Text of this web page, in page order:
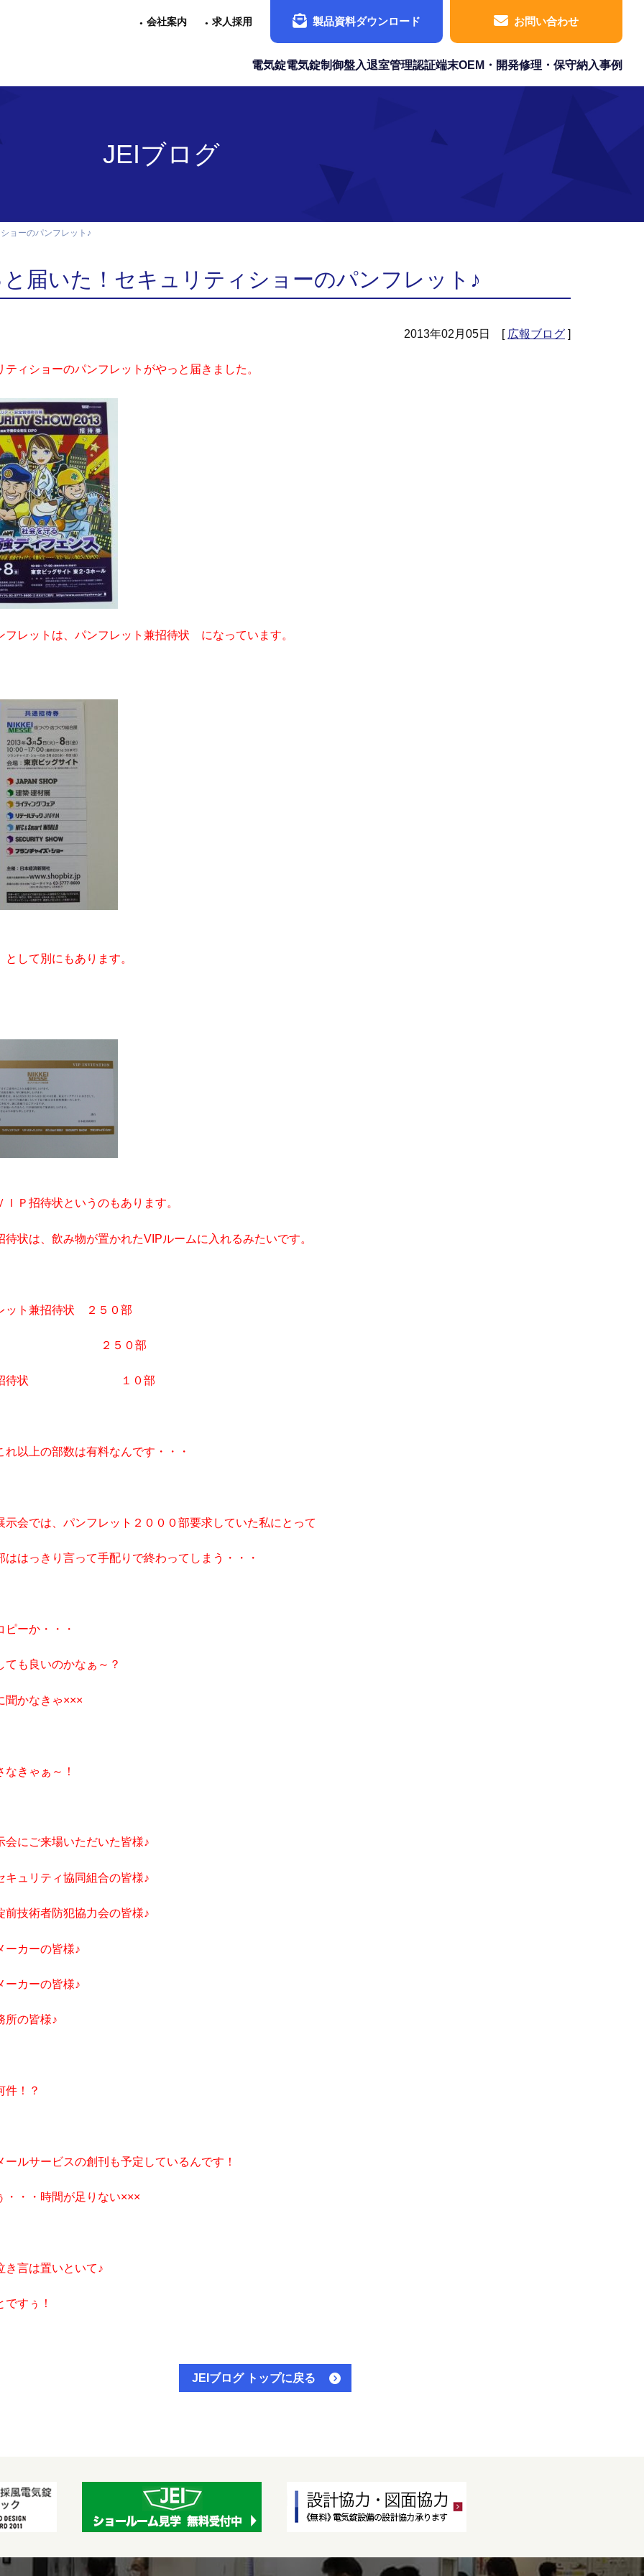
会社案内 求人採用 製品資料ダウンロード お問い合わせ
電気錠電気錠制御盤入退室管理認証端末OEM・開発修理・保守納入事例
JEIブログ
ョーのパンフレット♪
届いた！セキュリティショーのパンフレット♪
2013年02月05日 [ 広報ブログ ]
ティショーのパンフレットがやっと届きました。
フレットは、 パンフレット兼招待状 になっています。
して別にもあります。
ＩＰ招待状というのもあります。
待状は、飲み物が置かれたVIPルームに入れるみたいです。
ット兼招待状 ２５０部
状 ２５０部
招待状 １０部
れ以上の部数は有料なんです・・・
示会では、パンフレット２０００部要求していた私にとって
ははっきり言って手配りで終わってしまう・・・
ピーか・・・
ても良いのかなぁ～？
聞かなきゃ×××
なきゃぁ～！
会にご来場いただいた皆様♪
キュリティ協同組合の皆様♪
前技術者防犯協力会の皆様♪
ーカーの皆様♪
ーカーの皆様♪
所の皆様♪
件！？
ールサービスの創刊も予定しているんです！
・・・時間が足りない×××
き言は置いといて♪
ですぅ！
JEIブログ トップに戻る